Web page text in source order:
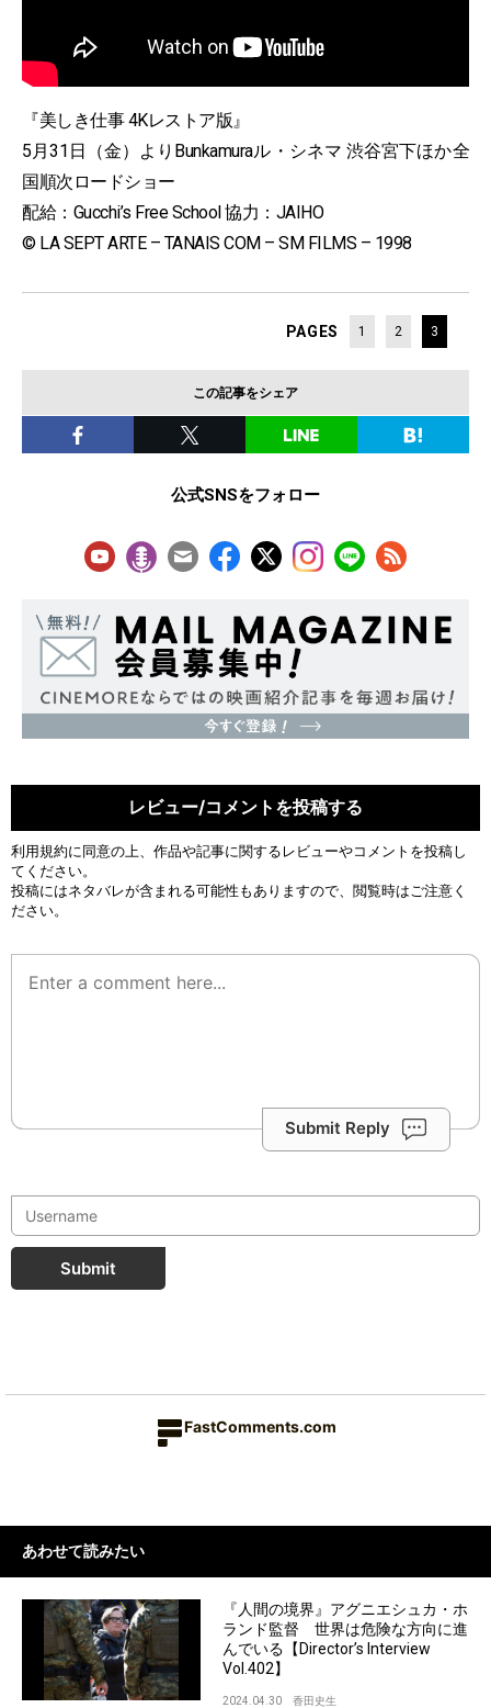
『美しき仕事 4Kレストア版』
5月31日（金）よりBunkamuraル・シネマ 渋谷宮下ほか全
国順次ロードショー
配給：Gucchi’s Free School 協力：JAIHO
© LA SEPT ARTE – TANAIS COM – SM FILMS – 1998
PAGES 1 2 3
この記事をシェア
公式SNSをフォロー
レビュー/コメントを投稿する
利用規約に同意の上、作品や記事に関するレビューやコメントを投稿し
てください。
投稿にはネタバレが含まれる可能性もありますので、閲覧時はご注意く
ださい。
Submit Reply
Submit
FastComments.com
あわせて読みたい
『人間の境界』アグニエシュカ・ホ
ランド監督 世界は危険な方向に進
んでいる【Director’s Interview
Vol.402】
2024.04.30 香田史生